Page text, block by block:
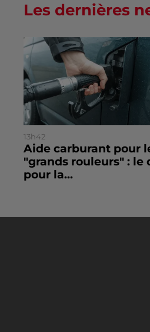
Les dernières
13h42
Aide carburant pour
"grands rouleurs" : le
pour la...